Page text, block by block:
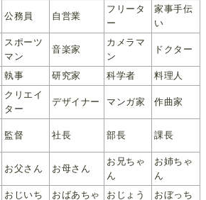
公務員 自営業
フリータ
ー
家事手伝
い
スポーツ
マン
音楽家
カメラマ
ン
ドクター
執事 研究家 科学者 料理人
クリエイ
ター
デザイナー マンガ家 作曲家
監督 社長 部長 課長
お父さん お母さん
お兄ちゃ
ん
お姉ちゃ
ん
おじいち
おばあちゃ
おじょう
おぼっち